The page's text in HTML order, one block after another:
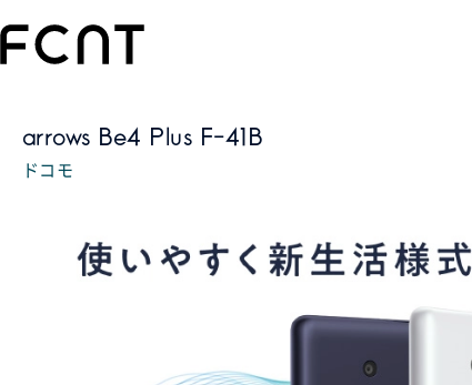
arrows Be4 Plus F-41B
ドコモ